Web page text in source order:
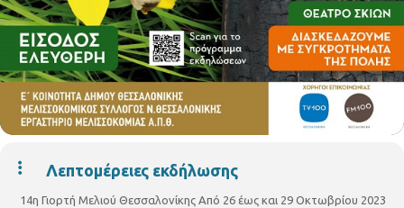
Λεπτομέρειες εκδήλωσης
14η Γιορτή Μελιού Θεσσαλονίκης Από 26 έως και 29 Οκτωβρίου 2023